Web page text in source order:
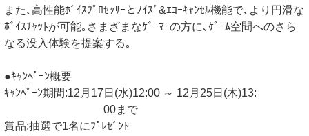
また､高性能ﾎﾞｲｽﾌﾟﾛｾｯｻｰとﾉｲｽﾞ&ｴｺｰｷｬﾝｾﾙ機能で､より円滑な
ﾎﾞｲｽﾁｬｯﾄが可能｡さまざまなｹﾞｰﾏｰの方に､ｹﾞｰﾑ空間へのさら
なる没入体験を提案する｡
●ｷｬﾝﾍﾟｰﾝ概要
ｷｬﾝﾍﾟｰﾝ期間:12月17日(水)12:00 ～ 12月25日(木)13:
00まで
賞品:抽選で1名にﾌﾟﾚｾﾞﾝﾄ